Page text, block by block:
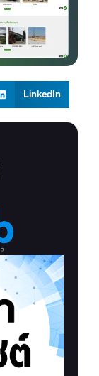
LinkedIn